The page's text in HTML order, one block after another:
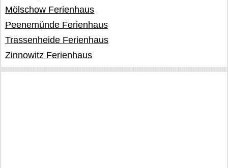
Mölschow Ferienhaus
Peenemünde Ferienhaus
Trassenheide Ferienhaus
Zinnowitz Ferienhaus